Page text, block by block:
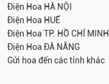
Điện Hoa HÀ NỘI
Điện Hoa HUẾ
Điện Hoa TP. HỒ CHÍ MINH
Điện Hoa ĐÀ NẴNG
Gửi hoa đến các tỉnh khác